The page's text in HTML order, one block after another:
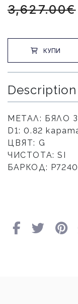
3,627.00€
КУПИ
Description
МЕТАЛ: БЯЛО
D1: 0.82
ЦВЯТ: G
ЧИСТОТА: SI
БАРКОД: